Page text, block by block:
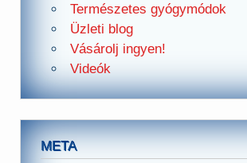
Természetes gyógymódok
Üzleti blog
Vásárolj ingyen!
Videók
META